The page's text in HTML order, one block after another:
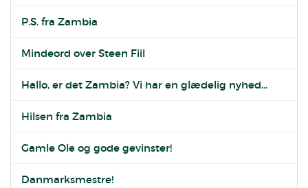
P.S. fra Zambia
Mindeord over Steen Fiil
Hallo, er det Zambia? Vi har en glædelig nyhed...
Hilsen fra Zambia
Gamle Ole og gode gevinster!
Danmarksmestre!